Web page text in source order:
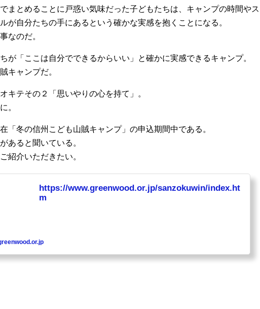
まとめることに戸惑い気味だった子どもたちは、キャンプの時間やス
が自分たちの手にあるという確かな実感を抱くことになる。
なのだ。
が「ここは自分でできるからいい」と確かに実感できるキャンプ。
キャンプだ。
キテその２「思いやりの心を持て」。
。
「冬の信州こども山賊キャンプ」の申込期間中である。
あると聞いている。
紹介いただきたい。
https://www.greenwood.or.jp/sanzokuwin/index.ht
m